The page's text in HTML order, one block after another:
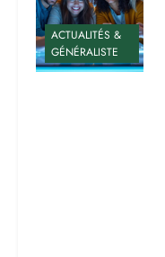
ACTUALITÉS &
GÉNÉRALISTE